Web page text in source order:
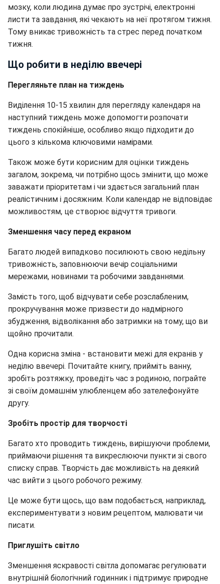
мозку, коли людина думає про зустрічі, електронні
листи та завдання, які чекають на неї протягом тижня.
Тому вникає тривожність та стрес перед початком
тижня.
Що робити в неділю ввечері
Перегляньте план на тиждень
Виділення 10-15 хвилин для перегляду календаря на
наступний тиждень може допомогти розпочати
тиждень спокійніше, особливо якщо підходити до
цього з кількома ключовими намірами.
Також може бути корисним для оцінки тиждень
загалом, зокрема, чи потрібно щось змінити, що може
заважати пріоритетам і чи здається загальний план
реалістичним і досяжним. Коли календар не відповідає
можливостям, це створює відчуття тривоги.
Зменшення часу перед екраном
Багато людей випадково посилюють свою недільну
тривожність, заповнюючи вечір соціальними
мережами, новинами та робочими завданнями.
Замість того, щоб відчувати себе розслабленим,
прокручування може призвести до надмірного
збудження, відволікання або затримки на тому, що ви
щойно прочитали.
Одна корисна зміна - встановити межі для екранів у
неділю ввечері. Почитайте книгу, прийміть ванну,
зробіть розтяжку, проведіть час з родиною, пограйте
зі своїм домашнім улюбленцем або зателефонуйте
другу.
Зробіть простір для творчості
Багато хто проводить тиждень, вирішуючи проблеми,
приймаючи рішення та викреслюючи пункти зі свого
списку справ. Творчість дає можливість на деякий
час вийти з цього робочого режиму.
Це може бути щось, що вам подобається, наприклад,
експериментувати з новим рецептом, малювати чи
писати.
Приглушіть світло
Зменшення яскравості світла допомагає регулювати
внутрішній біологічний годинник і підтримує природне